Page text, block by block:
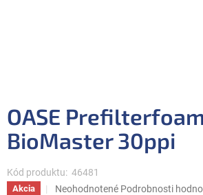
OASE
BioMaster 30ppi
Kód produktu: 46481
Akcia
Priemerné
Neohodnotené Podrobnosti